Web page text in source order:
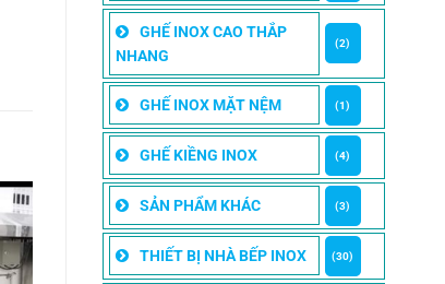
GHẾ INOX CAO THẮP
NHANG
(2)
GHẾ INOX MẶT NỆM (1)
GHẾ KIỀNG INOX (4)
SẢN PHẨM KHÁC (3)
THIẾT BỊ NHÀ BẾP INOX (30)